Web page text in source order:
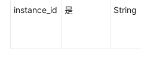
API
instance_id 是 String